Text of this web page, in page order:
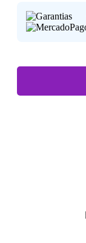
Consulta nuestra